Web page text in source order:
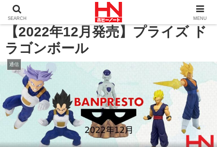
ホーム 【2022年12月発売】プライズ ドラゴンボー
【2022年12月発売】プライズ ド
ラゴンボール
通信
SEARCH MENU